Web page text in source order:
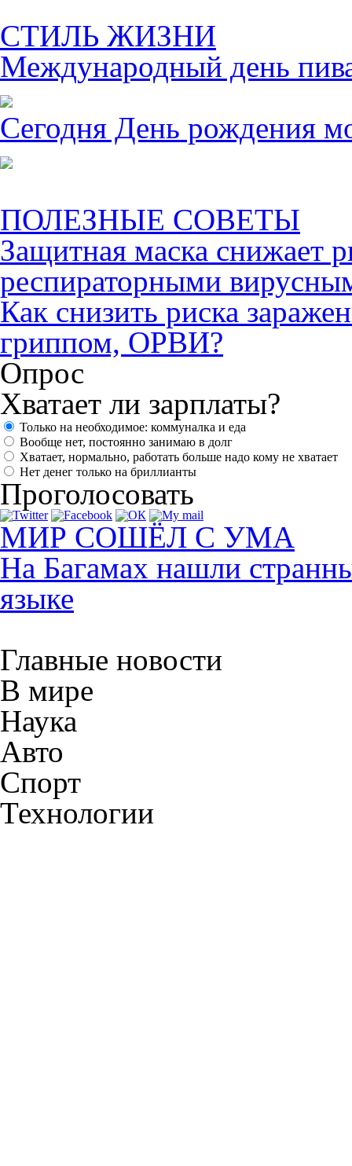
СТИЛЬ ЖИЗНИ
Международный день
Сегодня День рождения
ПОЛЕЗНЫЕ СОВЕТЫ
Защитная маска снижает
респираторными
Как снизить риска
гриппом, ОРВИ?
Опрос
Хватает ли зарплаты?
Только на необходимое: коммуналка и еда
Вообще нет, постоянно занимаю в долг
Хватает, нормально, работать больше надо кому не хватает
Нет денег только на бриллианты
Проголосовать
МИР СОШЁЛ С УМА
На Багамах нашли
языке
Главные новости
В мире
Наука
Авто
Спорт
Технологии